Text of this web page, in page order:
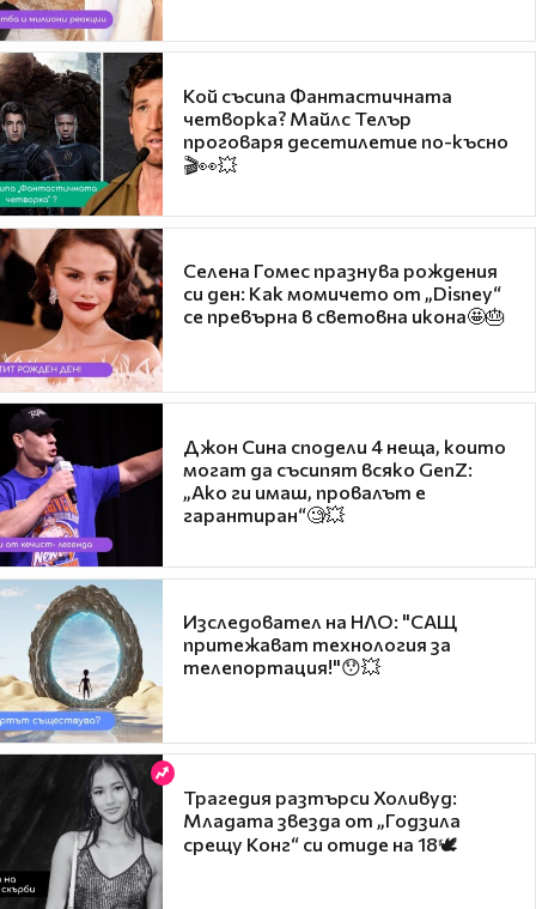
Кой съсипа Фантастичната
четворка? Майлс Телър
проговаря десетилетие по-късно
🎬👀💥
Селена Гомес празнува рождения
си ден: Как момичето от „Disney“
се превърна в световна икона🤩🎂
Джон Сина сподели 4 неща, които
могат да съсипят всяко GenZ:
„Ако ги имаш, провалът е
гарантиран“🧐💥
Изследовател на НЛО: "САЩ
притежават технология за
телепортация!"😯💥
Трагедия разтърси Холивуд:
Младата звезда от „Годзила
срещу Конг“ си отиде на 18🕊️